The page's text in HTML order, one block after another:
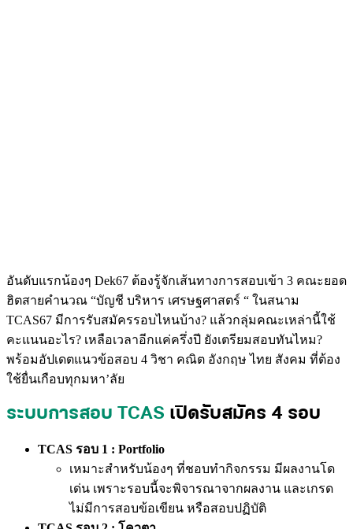
อันดับแรกน้องๆ Dek67 ต้องรู้จักเส้นทางการสอบเข้า 3 คณะยอด
ฮิตสายคำนวณ “บัญชี บริหาร เศรษฐศาสตร์ “ ในสนาม
TCAS67 มีการรับสมัครรอบไหนบ้าง? แล้วกลุ่มคณะเหล่านี้ใช้
คะแนนอะไร? เหลือเวลาอีกแค่ครึ่งปี ยังเตรียมสอบทันไหม?
พร้อมอัปเดตแนวข้อสอบ 4 วิชา คณิต อังกฤษ ไทย สังคม ที่ต้อง
ใช้ยื่นเกือบทุกมหา’ลัย
ระบบการสอบ TCAS เปิดรับสมัคร 4 รอบ
TCAS รอบ 1 : Portfolio
เหมาะสำหรับน้องๆ ที่ชอบทำกิจกรรม มีผลงานโด
เด่น เพราะรอบนี้จะพิจารณาจากผลงาน และเกรด
ไม่มีการสอบข้อเขียน หรือสอบปฏิบัติ